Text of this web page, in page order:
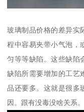
玻璃制品价格的差异实
程中容易夹带小气泡，
匀等等缺陷。这些缺陷
缺陷所需要增加的工艺
品还要多。这就是很多
因。跟有没毒没啥关系。